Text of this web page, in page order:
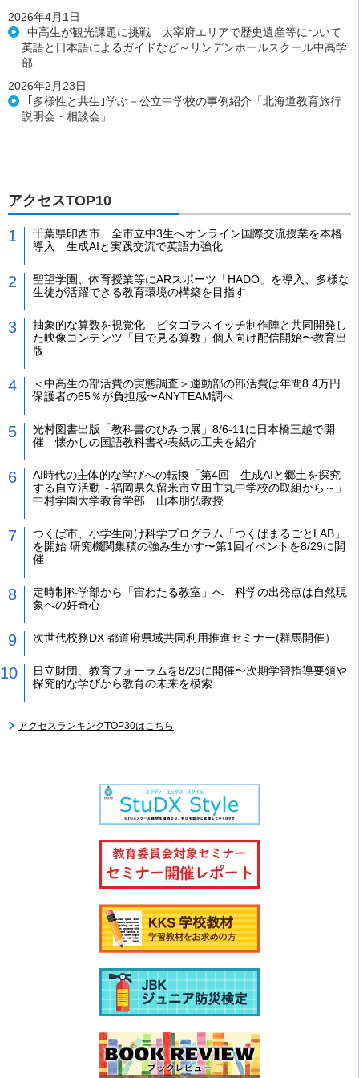
2026年4月1日
中高生が観光課題に挑戦 太宰府エリアで歴史遺産等について
英語と日本語によるガイドなど～リンデンホールスクール中高学
部
2026年2月23日
｢多様性と共生｣学ぶ－公立中学校の事例紹介「北海道教育旅行
説明会・相談会」
アクセスTOP10
千葉県印西市、全市立中3生へオンライン国際交流授業を本格
導入 生成AIと実践交流で英語力強化
聖望学園、体育授業等にARスポーツ「HADO」を導入、多様な
生徒が活躍できる教育環境の構築を目指す
抽象的な算数を視覚化 ピタゴラスイッチ制作陣と共同開発し
た映像コンテンツ「目で見る算数」個人向け配信開始〜教育出
版
＜中高生の部活費の実態調査＞運動部の部活費は年間8.4万円
保護者の65％が負担感〜ANYTEAM調べ
光村図書出版「教科書のひみつ展」8/6-11に日本橋三越で開
催 懐かしの国語教科書や表紙の工夫を紹介
AI時代の主体的な学びへの転換「第4回 生成AIと郷土を探究
する自立活動～福岡県久留米市立田主丸中学校の取組から～」
中村学園大学教育学部 山本朋弘教授
つくば市、小学生向け科学プログラム「つくばまるごとLAB」
を開始 研究機関集積の強み生かす〜第1回イベントを8/29に開
催
定時制科学部から「宙わたる教室」へ 科学の出発点は自然現
象への好奇心
次世代校務DX 都道府県域共同利用推進セミナー(群馬開催）
日立財団、教育フォーラムを8/29に開催〜次期学習指導要領や
探究的な学びから教育の未来を模索
アクセスランキングTOP30はこちら